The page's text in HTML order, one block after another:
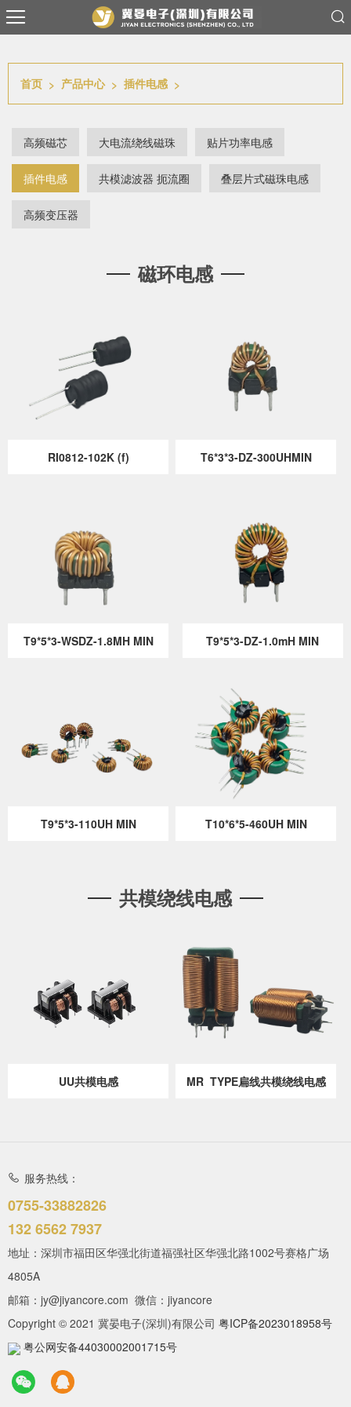
首页 > 产品中心> 插件电感 >
高频磁芯 大电流绕线磁珠 贴片功率电感
插件电感 共模滤波器 扼流圈 叠层片式磁珠电感
高频变压器
磁环电感
RI0812-102K (f) T6*3*3-DZ-300UHMIN
T9*5*3-WSDZ-1.8MH MIN T9*5*3-DZ-1.0mH MIN
T9*5*3-110UH MIN T10*6*5-460UH MIN
共模绕线电感
UU共模电感 MR TYPE扁线共模绕线电感
服务热线：
0755-33882826
132 6562 7937
地址：深圳市福田区华强北街道福强社区华强北路1002号赛格广场
4805A
邮箱：jy@jiyancore.com 微信：jiyancore
Copyright © 2021 冀晏电子(深圳)有限公司 粤ICP备2023018958号
粤公网安备44030002001715号